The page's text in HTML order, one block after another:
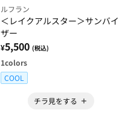
ルフラン
＜レイクアルスター＞サンバイ
ザー
¥5,500 (税込)
1colors
COOL
チラ見をする